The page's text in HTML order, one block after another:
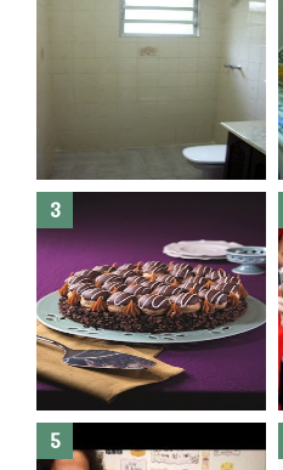
Banheiro novo por menos de
R$300,00 ?? E sem quebra
quebra ??( Editado)